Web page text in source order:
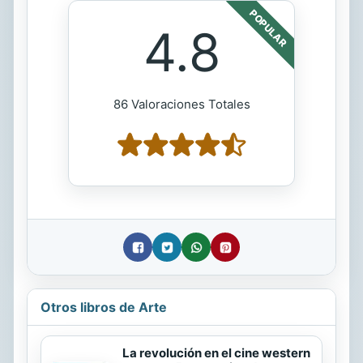
POPULAR
4.8
86 Valoraciones Totales
Otros libros de Arte
La revolución en el cine western